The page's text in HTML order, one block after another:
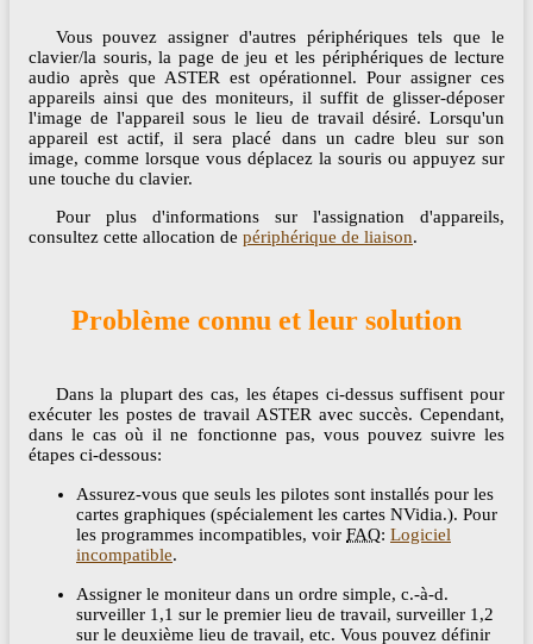
Vous pouvez assigner d'autres périphériques tels que le
clavier/la souris, la page de jeu et les périphériques de lecture
audio après que ASTER est opérationnel. Pour assigner ces
appareils ainsi que des moniteurs, il suffit de glisser-déposer
l'image de l'appareil sous le lieu de travail désiré. Lorsqu'un
appareil est actif, il sera placé dans un cadre bleu sur son
image, comme lorsque vous déplacez la souris ou appuyez sur
une touche du clavier.
Pour plus d'informations sur l'assignation d'appareils,
consultez cette allocation de périphérique de liaison.
Problème connu et leur solution
Dans la plupart des cas, les étapes ci-dessus suffisent pour
exécuter les postes de travail ASTER avec succès. Cependant,
dans le cas où il ne fonctionne pas, vous pouvez suivre les
étapes ci-dessous:
Assurez-vous que seuls les pilotes sont installés pour les
cartes graphiques (spécialement les cartes NVidia.). Pour
les programmes incompatibles, voir FAQ: Logiciel
incompatible.
Assigner le moniteur dans un ordre simple, c.-à-d.
surveiller 1,1 sur le premier lieu de travail, surveiller 1,2
sur le deuxième lieu de travail, etc. Vous pouvez définir